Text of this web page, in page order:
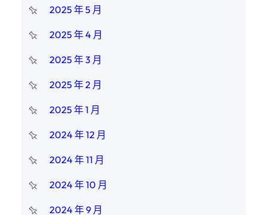
2025 年 5 月
2025 年 4 月
2025 年 3 月
2025 年 2 月
2025 年 1 月
2024 年 12 月
2024 年 11 月
2024 年 10 月
2024 年 9 月